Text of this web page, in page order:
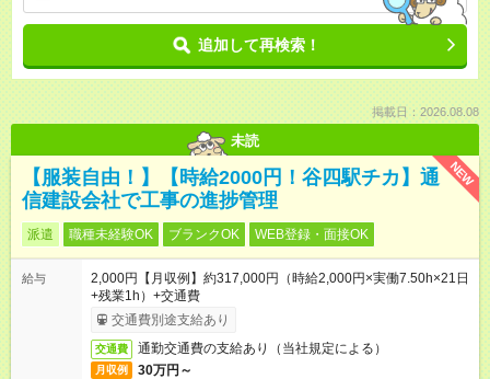
追加して再検索！
掲載日：2026.08.08
未読
NEW
【服装自由！】【時給2000円！谷四駅チカ】通
信建設会社で工事の進捗管理
派遣 職種未経験OK ブランクOK WEB登録・面接OK
給与
2,000円【月収例】約317,000円（時給2,000円×実働7.50h×21日
+残業1h）+交通費
交通費別途支給あり
交通費 通勤交通費の支給あり（当社規定による）
月収例 30万円～